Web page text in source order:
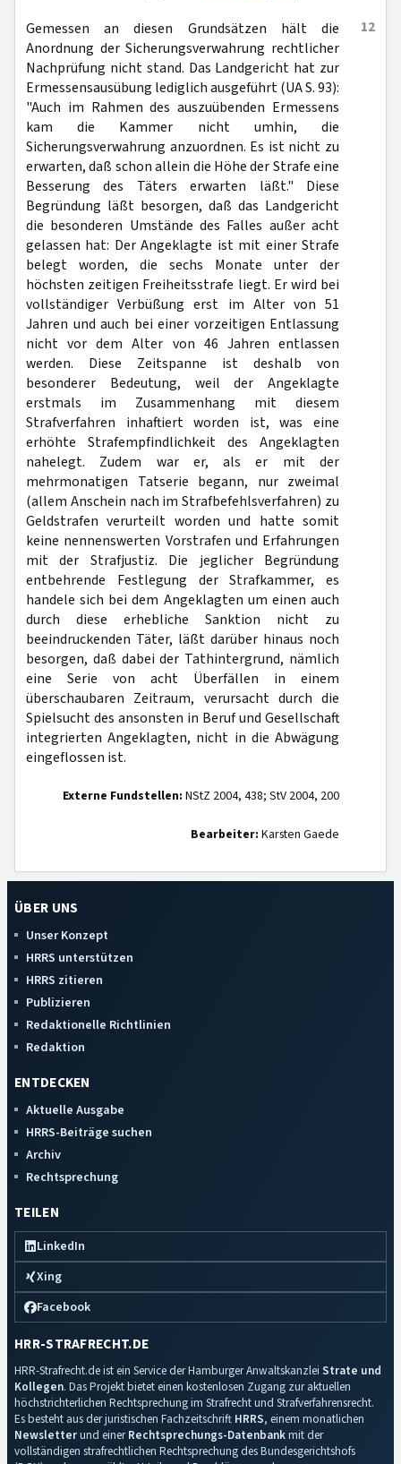
12
Gemessen an diesen Grundsätzen hält die
Anordnung der Sicherungsverwahrung rechtlicher
Nachprüfung nicht stand. Das Landgericht hat zur
Ermessensausübung lediglich ausgeführt (UA S. 93):
"Auch im Rahmen des auszuübenden Ermessens
kam die Kammer nicht umhin, die
Sicherungsverwahrung anzuordnen. Es ist nicht zu
erwarten, daß schon allein die Höhe der Strafe eine
Besserung des Täters erwarten läßt." Diese
Begründung läßt besorgen, daß das Landgericht
die besonderen Umstände des Falles außer acht
gelassen hat: Der Angeklagte ist mit einer Strafe
belegt worden, die sechs Monate unter der
höchsten zeitigen Freiheitsstrafe liegt. Er wird bei
vollständiger Verbüßung erst im Alter von 51
Jahren und auch bei einer vorzeitigen Entlassung
nicht vor dem Alter von 46 Jahren entlassen
werden. Diese Zeitspanne ist deshalb von
besonderer Bedeutung, weil der Angeklagte
erstmals im Zusammenhang mit diesem
Strafverfahren inhaftiert worden ist, was eine
erhöhte Strafempfindlichkeit des Angeklagten
nahelegt. Zudem war er, als er mit der
mehrmonatigen Tatserie begann, nur zweimal
(allem Anschein nach im Strafbefehlsverfahren) zu
Geldstrafen verurteilt worden und hatte somit
keine nennenswerten Vorstrafen und Erfahrungen
mit der Strafjustiz. Die jeglicher Begründung
entbehrende Festlegung der Strafkammer, es
handele sich bei dem Angeklagten um einen auch
durch diese erhebliche Sanktion nicht zu
beeindruckenden Täter, läßt darüber hinaus noch
besorgen, daß dabei der Tathintergrund, nämlich
eine Serie von acht Überfällen in einem
überschaubaren Zeitraum, verursacht durch die
Spielsucht des ansonsten in Beruf und Gesellschaft
integrierten Angeklagten, nicht in die Abwägung
eingeflossen ist.
Externe Fundstellen: NStZ 2004, 438; StV 2004, 200
Bearbeiter: Karsten Gaede
ÜBER UNS
Unser Konzept
HRRS unterstützen
HRRS zitieren
Publizieren
Redaktionelle Richtlinien
Redaktion
ENTDECKEN
Aktuelle Ausgabe
HRRS-Beiträge suchen
Archiv
Rechtsprechung
TEILEN
LinkedIn
Xing
Facebook
HRR-STRAFRECHT.DE
HRR-Strafrecht.de ist ein Service der Hamburger Anwaltskanzlei Strate und
Kollegen. Das Projekt bietet einen kostenlosen Zugang zur aktuellen
höchstrichterlichen Rechtsprechung im Strafrecht und Strafverfahrensrecht.
Es besteht aus der juristischen Fachzeitschrift HRRS, einem monatlichen
Newsletterund einerRechtsprechungs-Datenbankmit der
vollständigen strafrechtlichen Rechtsprechung des Bundesgerichtshofs